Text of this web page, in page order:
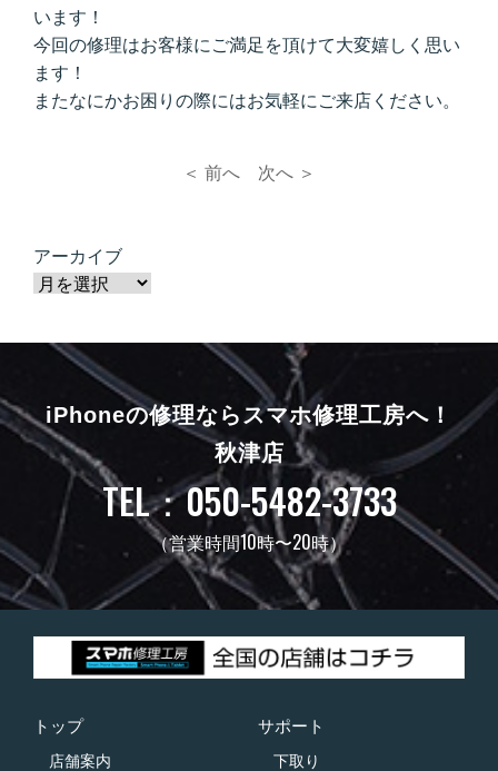
います！
今回の修理はお客様にご満足を頂けて大変嬉しく思い
ます！
またなにかお困りの際にはお気軽にご来店ください。
＜ 前へ 次へ ＞
アーカイブ
iPhoneの修理ならスマホ修理工房へ！
秋津店
TEL：050-5482-3733
（営業時間10時〜20時）
トップ
店舗案内
サポート
下取り